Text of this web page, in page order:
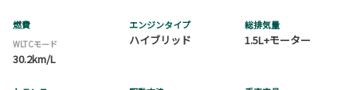
燃費
WLTCモード
30.2km/L
エンジンタイプ
ハイブリッド
総排気量
1.5L+モーター